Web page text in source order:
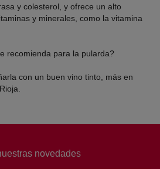
y colesterol, y ofrece un alto
y minerales, como la vitamina
recomienda para la pularda?
con un buen vino tinto, más en
novedades
👋 Soy Laura, de